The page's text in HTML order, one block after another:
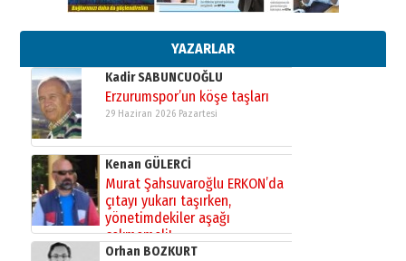
YAZARLAR
Başkan Sekmen’den Erzurum’a
bir vizyon proje daha!
02 Ağustos 2026 Pazar
Kadir SABUNCUOĞLU
Erzurumspor’un köşe taşları
29 Haziran 2026 Pazartesi
Kenan GÜLERCİ
Murat Şahsuvaroğlu ERKON’da
çıtayı yukarı taşırken,
yönetimdekiler aşağı
çekmemeli!
17 Şubat 2026 SalıOrhan BOZKURT